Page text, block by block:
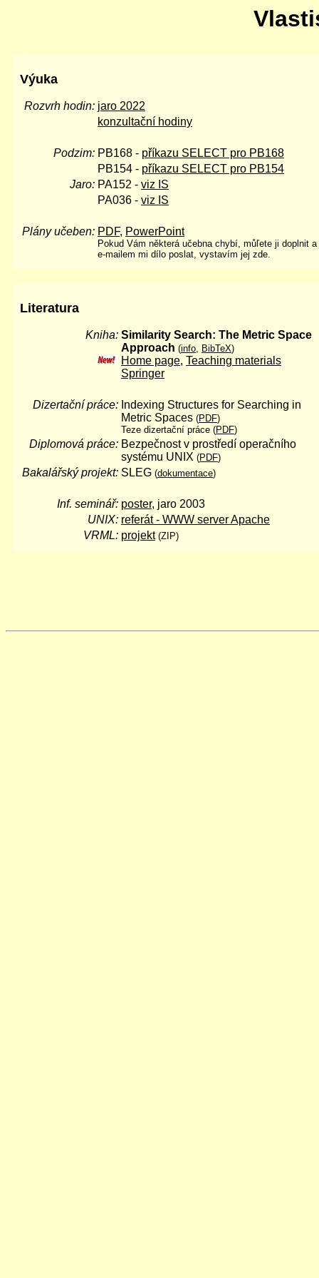
Výuka
Rozvrh hodin: jaro 2022
konzultační hodiny
Podzim: PB168 - příkazu SELECT pro PB168
PB154 - příkazu SELECT pro PB154
Jaro: PA152 - viz IS
PA036 - viz IS
Plány učeben: PDF, PowerPoint
Pokud Vám některá učebna chybí, můľete ji doplnit a
e-mailem mi dílo poslat, vystavím jej zde.
Literatura
Kniha: Similarity Search: The Metric Space
Approach (info, BibTeX)
Home page, Teaching materials
Springer
Dizertační práce: Indexing Structures for Searching in
Metric Spaces (PDF)
Teze dizertační práce (PDF)
Diplomová práce: Bezpečnost v prostředí operačního
systému UNIX (PDF)
Bakalářský projekt: SLEG (dokumentace)
Inf. seminář: poster, jaro 2003
UNIX: referát - WWW server Apache
VRML: projekt (ZIP)